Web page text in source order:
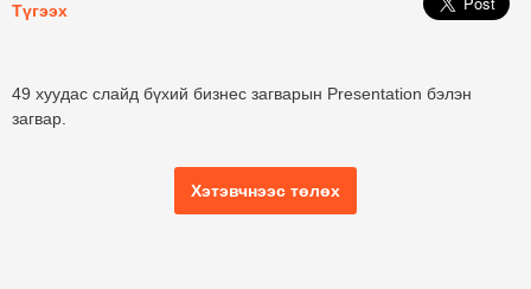
Түгээх
49 хуудас слайд бүхий бизнес загварын Presentation бэлэн
загвар.
Хэтэвчнээс төлөх